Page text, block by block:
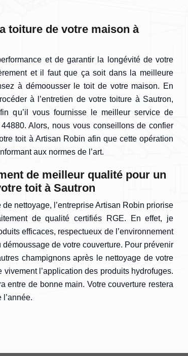
toiture de votre maison à
et de garantir la longévité de votre
et il faut que ça soit dans la meilleure
à démoousser le toit de votre maison. En
à l’entretien de votre toiture à Sautron,
qu’il vous fournisse le meilleur service de
Alors, nous vous conseillons de confier
toit à Artisan Robin afin que cette opération
aux normes de l’art.
de meilleur qualité pour un
toit à Sautron
nettoyage, l’entreprise Artisan Robin priorise
de qualité certifiés RGE. En effet, je
efficaces, respectueux de l’environnement
de votre couverture. Pour prévenir
champignons après le nettoyage de votre
l’application des produits hydrofuges.
entre de bonne main. Votre couverture restera